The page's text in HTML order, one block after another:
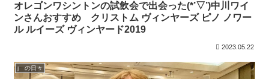
オレゴンワシントンの試飲会で出会った(*’▽’)中川ワイ
ンさんおすすめ クリストム ヴィンヤーズ ピノ ノワー
ル ルイーズ ヴィンヤード2019
2023.05.22
j の日々